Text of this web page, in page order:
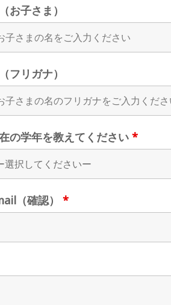
お子さま）
フリガナ）
の学年を教えてください*
（確認）*